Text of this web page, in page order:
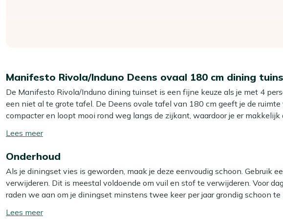
Manifesto Rivola/Induno Deens ovaal 180 cm dining
De Manifesto Rivola/Induno dining tuinset is een fijne keuze als je met 4
een niet al te grote tafel. De Deens ovale tafel van 180 cm geeft je de
compacter en loopt mooi rond weg langs de zijkant, waardoor je er
een sterk natuurproduct dat tegen alle weersomstandigheden kan, dus deze
Eigenschappen
Geschikt voor 4 personen:Ideaal als je met je gezin of samen met
Deens ovale tafel van 180 cm:
Toon/verberg
meer
Onderhoud
Als je diningset vies is geworden, maak je deze eenvoudig schoon. Gebruik
verwijderen. Dit is meestal voldoende om vuil en stof te verwijderen. Voor
raden we aan om je diningset minstens twee keer per jaar grondig schoon
Toon/verberg